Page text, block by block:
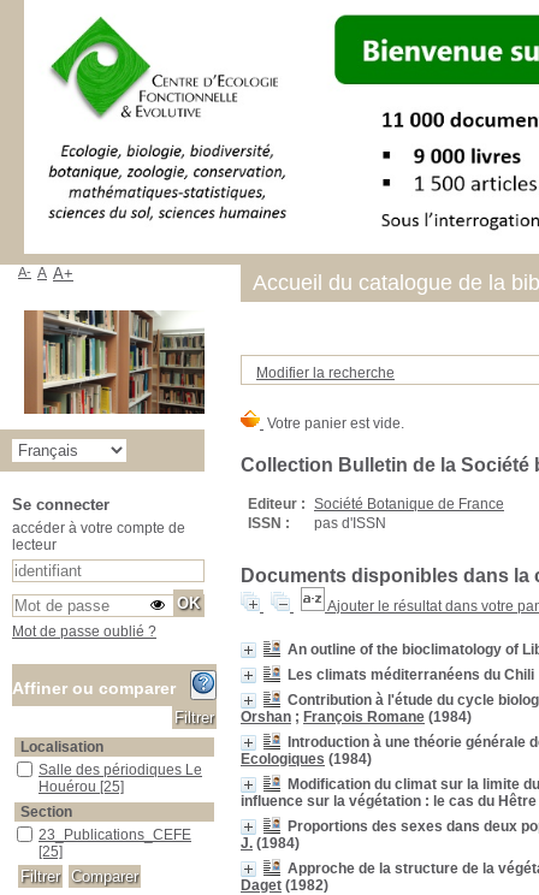
Modifier la recherche
Collection Bulletin de la Société
Editeur : Société Botanique de France
ISSN :
pas d'ISSN
Documents disponibles dans la
Ajouter le résultat dans votre
An outline of the bioclimatology of
Les climats méditerranéens du
Contribution à l'étude du cycle
Orshan ; François Romane (1984)
Introduction à une théorie générale
Ecologiques (1984)
Modification du climat sur la limite
influence sur la végétation : le cas du Hêtre
Proportions des sexes dans deux
J. (1984)
Approche de la structure de la
Daget (1982)
Accueil du catalogue de la
A- A A+
Se connecter
accéder à votre compte de
lecteur
Mot de passe oublié ?
Affiner ou comparer
Localisation
Salle des périodiques Le Houérou
Salle des périodiques Le
Houérou [25]
Section
23_Publications_CEFE
23_Publications_CEFE
[25]